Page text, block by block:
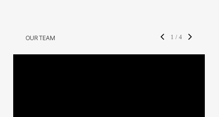
OUR TEAM 1/4